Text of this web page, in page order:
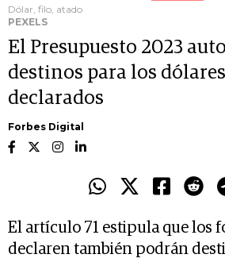
Dólar, filo, atado
PEXELS
El Presupuesto 2023
destinos para los
declarados
Forbes Digital
El artículo 71 estipula que los
declaren también podrán